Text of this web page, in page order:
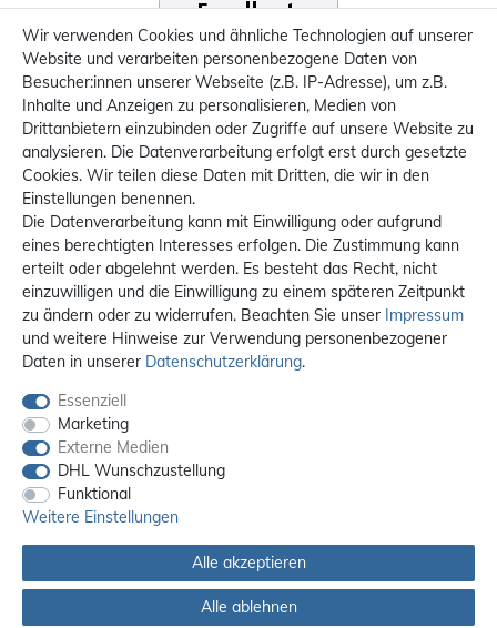
Alle Preise sind inkl. MwSt. / **Kostenloser Versand innerhalb Deutschlands.
Versandkosten in andere Länder finden Sie
Wir verwenden Cookies und ähnliche Technologien auf unserer
Website und verarbeiten personenbezogene Daten von
Besucher:innen unserer Webseite (z.B. IP-Adresse), um z.B.
Inhalte und Anzeigen zu personalisieren, Medien von
Drittanbietern einzubinden oder Zugriffe auf unsere Website zu
analysieren. Die Datenverarbeitung erfolgt erst durch gesetzte
Cookies. Wir teilen diese Daten mit Dritten, die wir in den
Einstellungen benennen.
Die Datenverarbeitung kann mit Einwilligung oder aufgrund
eines berechtigten Interesses erfolgen. Die Zustimmung kann
erteilt oder abgelehnt werden. Es besteht das Recht, nicht
einzuwilligen und die Einwilligung zu einem späteren Zeitpunkt
zu ändern oder zu widerrufen. Beachten Sie unser Impressum
und weitere Hinweise zur Verwendung personenbezogener
Daten in unserer Daten­schutz­erklärung.
Essenziell
Marketing
Externe Medien
DHL Wunschzustellung
Funktional
Weitere Einstellungen
Alle akzeptieren
Alle ablehnen